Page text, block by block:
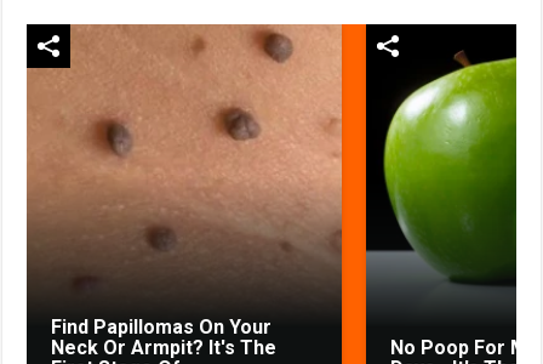
Find Papillomas On Your
Neck Or Armpit? It's The
No Poop For